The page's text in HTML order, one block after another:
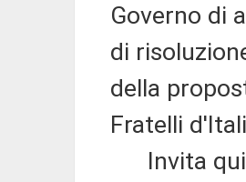
Governo di
di
della
Fratelli
Invita